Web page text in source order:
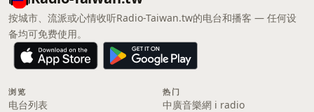
按城市、流派或心情收听Radio-Taiwan.tw的电台和播客 — 任何设
备均可免费使用。
浏览
电台列表
热门
中廣音樂網 i radio